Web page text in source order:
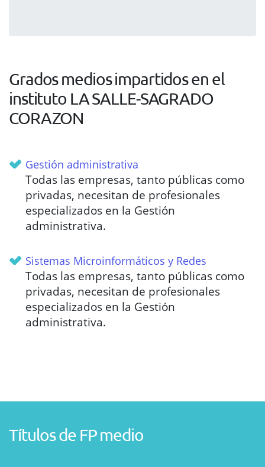
Grados medios impartidos en el
instituto LA SALLE-SAGRADO
CORAZON
Gestión administrativa
Todas las empresas, tanto públicas como
privadas, necesitan de profesionales
especializados en la Gestión
administrativa.
Sistemas Microinformáticos y Redes
Todas las empresas, tanto públicas como
privadas, necesitan de profesionales
especializados en la Gestión
administrativa.
Títulos de FP medio